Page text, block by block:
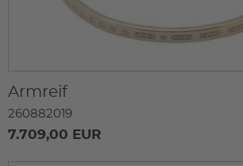
Armreif
260882019
7.709,00 EUR